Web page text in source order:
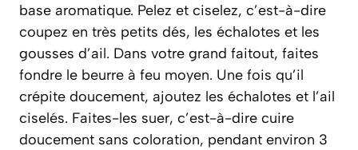
base aromatique. Pelez et ciselez, c’est-à-dire
coupez en très petits dés, les échalotes et les
gousses d’ail. Dans votre grand faitout, faites
fondre le beurre à feu moyen. Une fois qu’il
crépite doucement, ajoutez les échalotes et l’ail
ciselés. Faites-les suer, c’est-à-dire cuire
doucement sans coloration, pendant environ 3